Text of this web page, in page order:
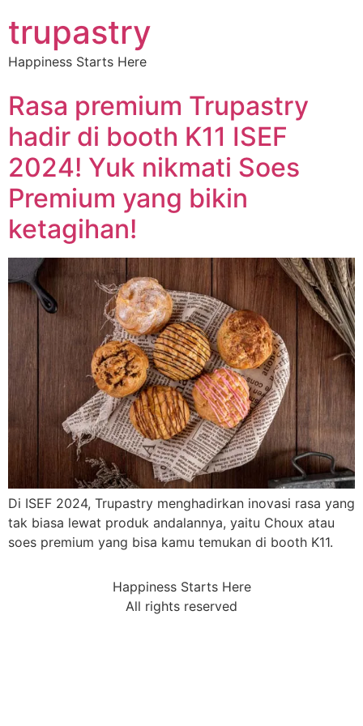
trupastry
Happiness Starts Here
Rasa premium Trupastry
hadir di booth K11 ISEF
2024! Yuk nikmati Soes
Premium yang bikin
ketagihan!
Di ISEF 2024, Trupastry menghadirkan inovasi rasa yang
tak biasa lewat produk andalannya, yaitu Choux atau
soes premium yang bisa kamu temukan di booth K11.
Happiness Starts Here
All rights reserved